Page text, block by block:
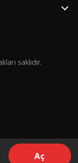
saklıdır.
Aç